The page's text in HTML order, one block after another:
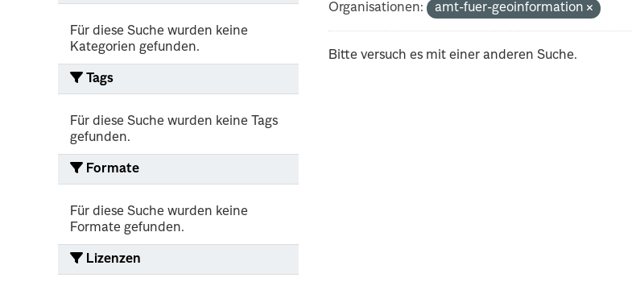
Für diese Suche wurden keine
Kategorien gefunden.
Tags
Für diese Suche wurden keine Tags
gefunden.
Formate
Für diese Suche wurden keine
Formate gefunden.
Lizenzen
Organisationen:
amt-fuer-geoinformation
Bitte versuch es mit einer anderen Suche.